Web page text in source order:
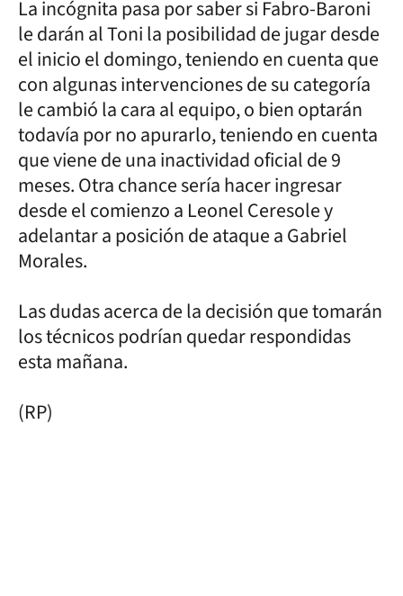
La incógnita pasa por saber si Fabro-Baroni
le darán al Toni la posibilidad de jugar desde
el inicio el domingo, teniendo en cuenta que
con algunas intervenciones de su categoría
le cambió la cara al equipo, o bien optarán
todavía por no apurarlo, teniendo en cuenta
que viene de una inactividad oficial de 9
meses. Otra chance sería hacer ingresar
desde el comienzo a Leonel Ceresole y
adelantar a posición de ataque a Gabriel
Morales.
Las dudas acerca de la decisión que tomarán
los técnicos podrían quedar respondidas
esta mañana.
(RP)